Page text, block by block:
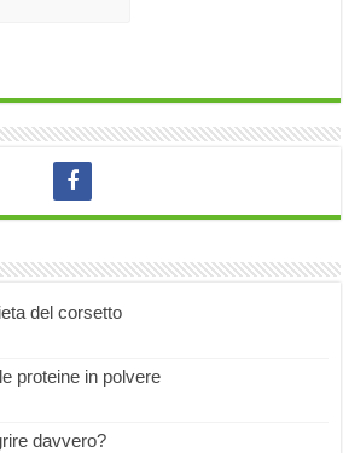
del corsetto
proteine in polvere
davvero?